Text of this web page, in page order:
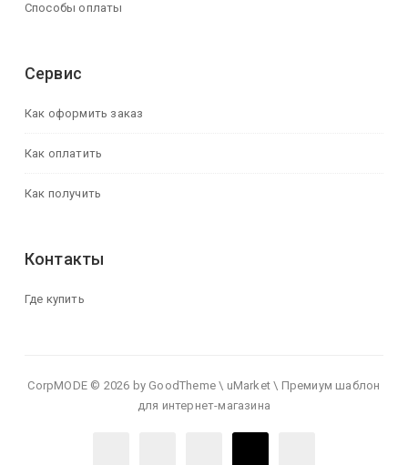
Способы оплаты
Сервис
Как оформить заказ
Как оплатить
Как получить
Контакты
Где купить
CorpMODE © 2026 by GoodTheme \ uMarket \ Премиум шаблон
для интернет-магазина